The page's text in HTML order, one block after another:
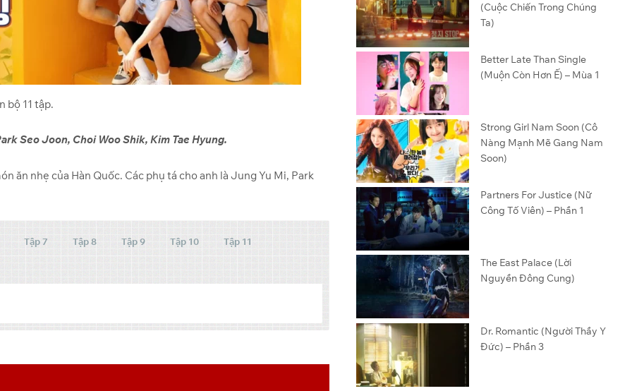
bộ 11 tập.
Seo Joon, Choi Woo Shik, Kim Tae Hyung.
ăn nhẹ của Hàn Quốc. Các phụ tá cho anh là Jung Yu Mi, Park
Tập 7 Tập 8 Tập 9 Tập 10 Tập 11
(Cuộc Chiến Trong Chúng
Ta)
Better Late Than Single
(Muộn Còn Hơn Ế) – Mùa 1
Strong Girl Nam Soon (Cô
Nàng Mạnh Mẽ Gang Nam
Soon)
Partners For Justice (Nữ
Công Tố Viên) – Phần 1
The East Palace (Lời
Nguyền Đông Cung)
Dr. Romantic (Người Thầy Y
Đức) – Phần 3